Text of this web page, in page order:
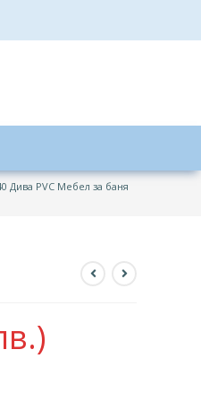
Дива PVC Мебел за баня